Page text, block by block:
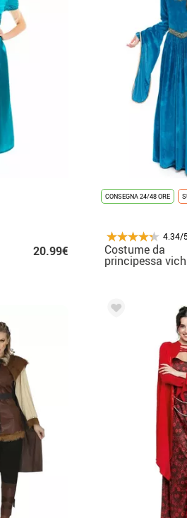
20.99€
CONSEGNA 24/48 ORE
4.34/
Costume da
principessa
blu per donna